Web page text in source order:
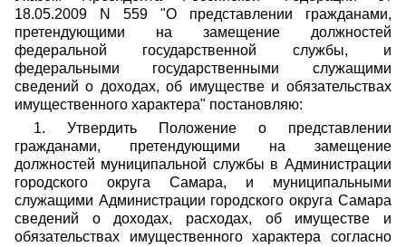
18.05.2009 N 559 "О представлении гражданами,
претендующими на замещение должностей
федеральной государственной службы, и
федеральными государственными служащими
сведений о доходах, об имуществе и обязательствах
имущественного характера" постановляю:
1. Утвердить Положение о представлении
гражданами, претендующими на замещение
должностей муниципальной службы в Администрации
городского округа Самара, и муниципальными
служащими Администрации городского округа Самара
сведений о доходах, расходах, об имуществе и
обязательствах имущественного характера согласно